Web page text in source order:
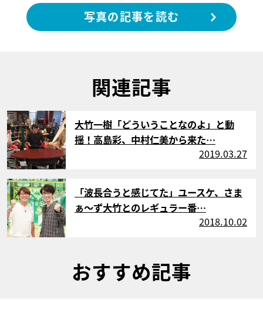
写真の記事を読む
関連記事
サムネイル
大竹一樹「どういうことなのよ」と動
揺！高島彩、中村仁美から来た…
2019.03.27
サムネイル
「波長合うと感じてた」ユースケ、さま
ぁ〜ず大竹とのレギュラー番…
2018.10.02
おすすめ記事